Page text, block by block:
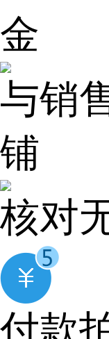
金
与销
铺
核对
付款